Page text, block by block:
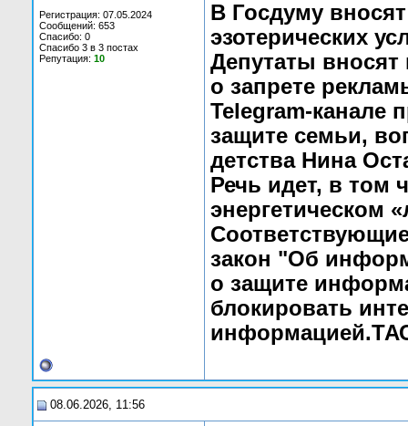
Регистрация: 07.05.2024
Сообщений: 653
Спасибо: 0
Спасибо 3 в 3 постах
Репутация: 10
В Госдуму
эзотерических
Депутаты вносят
о запрете
Telegram-канале
защите семьи,
детства Нина
Речь идет, в том
энергетическом
закон "Об
о защите
блокировать
08.06.2026, 11:56